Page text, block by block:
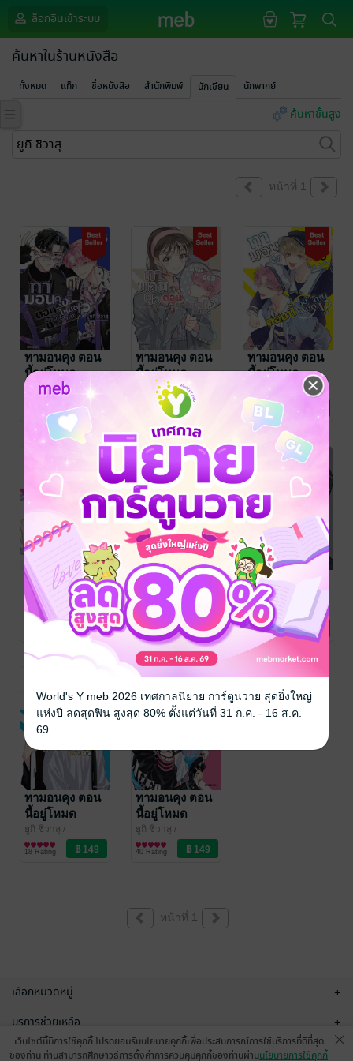
ล็อกอินเข้าระบบ
ค้นหาในร้านหนังสือ
ทั้งหมด แท็ก ชื่อหนังสือ สำนักพิมพ์ นักเขียน นักพากย์
ค้นหาขั้นสูง
หน้าที่ 1
ทามอนคุง ตอน
นี้อยู่โหมด
ไหน!? เล่ม 8
(ฉบับการ์ตูน)
ยูกิ ชิวาสุ/
PHOENIX NEXT
การ์ตูนทั่วไป
5 Rating
ทามอนคุง ตอน
นี้อยู่โหมด
ไหน!? เล่ม 7
(ฉบับการ์ตูน)
ยูกิ ชิวาสุ/
PHOENIX NEXT
การ์ตูนทั่วไป
5 Rating
ทามอนคุง ตอน
นี้อยู่โหมด
ไหน!? เล่ม 6
(ฉบับการ์ตูน)
ยูกิ ชิวาสุ
PHOENIX NEXT
การ์ตูนทั่วไป
2 Rating
ทามอนคุง ตอน
นี้อยู่โหมด
ไหน!? เล่ม 5
(ฉบับการ์ตูน)
ยูกิ ชิวาสุ
PHOENIX NEXT
การ์ตูนทั่วไป
ทามอนคุง ตอน
นี้อยู่โหมด
ไหน!? เล่ม 4
(ฉบับการ์ตูน)
ยูกิ ชิวาสุ /
PHOENIX NEXT
การ์ตูนทั่วไป
8 Rating
ทามอนคุง ตอน
นี้อยู่โหมด
ไหน!? เล่ม 3
(ฉบับการ์ตูน)
ยูกิ ชิวาสุ
PHOENIX NEXT
การ์ตูนทั่วไป
21 Rating
ทามอนคุง ตอน
นี้อยู่โหมด
ไหน!? เล่ม 2
(ฉบับการ์ตูน)
ยูกิ ชิวาสุ /
PHOENIX NEXT
การ์ตูนทั่วไป
18 Rating
ทามอนคุง ตอน
นี้อยู่โหมด
ไหน!? เล่ม 1
(ฉบับการ์ตูน)
ยูกิ ชิวาสุ /
PHOENIX NEXT
การ์ตูนทั่วไป
40 Rating
หน้าที่ 1
เลือกหมวดหมู่ +
บริการช่วยเหลือ +
เกี่ยวกับเรา
เว็บไซต์นี้มีการใช้คุกกี้ โปรดยอมรับนโยบายคุกกี้เพื่อประสบการณ์การใช้บริการที่ดีที่สุด
ของท่าน ท่านสามารถศึกษาวิธีการตั้งค่าการควบคุมคุกกี้ของท่านผ่านนโยบายการใช้คุกกี้
World's Y meb 2026 เทศกาลนิยาย การ์ตูนวาย สุดยิ่งใหญ่
แห่งปี ลดสุดฟิน สูงสุด 80% ตั้งแต่วันที่ 31 ก.ค. - 16 ส.ค.
69